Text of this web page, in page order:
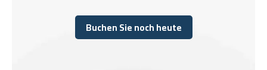
Buchen Sie noch heute
Buchen Sie noch heute